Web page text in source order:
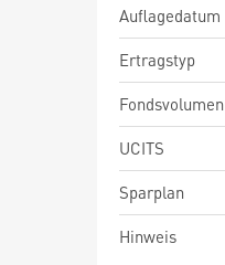
Auflagedatum
Ertragstyp
Fondsvolumen
UCITS
Sparplan
Hinweis